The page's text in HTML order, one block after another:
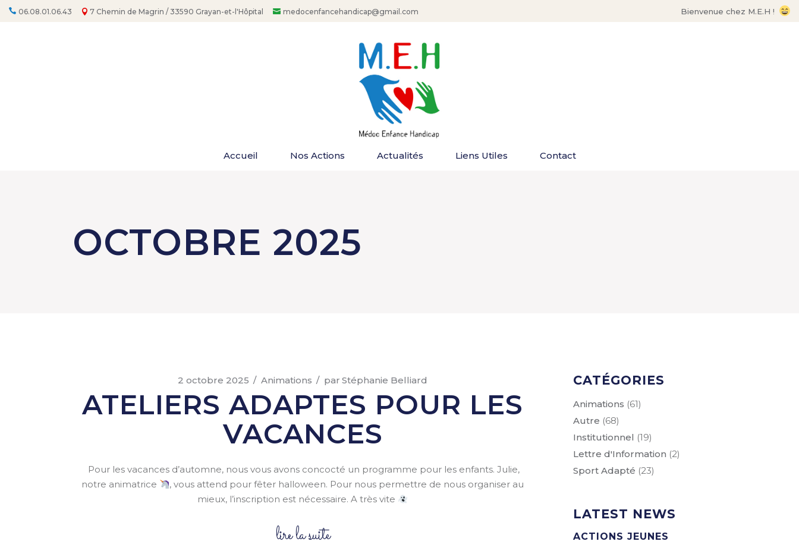
au 06.08.01.06.43 7 Chemin de Magrin / 33590 Grayan-et-l'Hôpital medocenfancehandicap@gmail.com Bienvenue chez M.E.H !
Accueil Nos Actions Actualités Liens Utiles Contact
OCTOBRE 2025
2 octobre 2025 Animations par Stéphanie Belliard
ATELIERS ADAPTES POUR LES
VACANCES
Pour les vacances d’automne, nous vous avons concocté un programme pour les enfants. Julie,
notre animatrice
, vous attend pour fêter halloween. Pour nous permettre de nous organiser au
mieux, l’inscription est nécessaire. A très vite
lire la suite
CATÉGORIES
Animations (61)
Autre (68)
Institutionnel (19)
Lettre d'Information (2)
Sport Adapté (23)
LATEST NEWS
ACTIONS JEUNES